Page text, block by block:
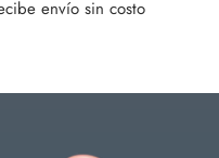
envío sin costo